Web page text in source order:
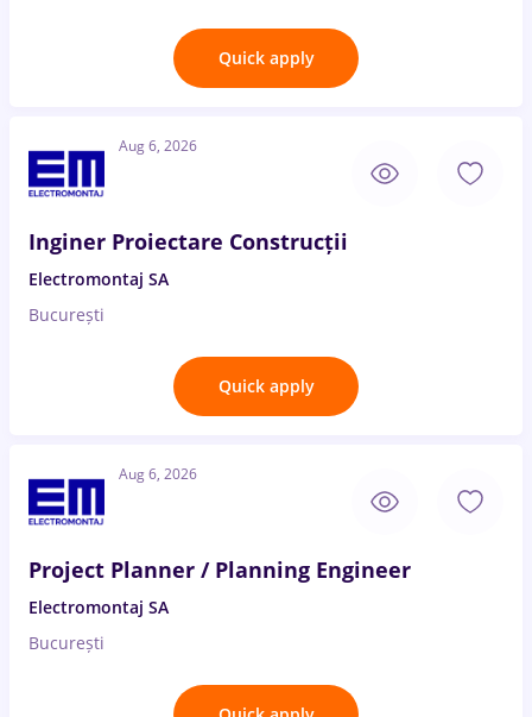
Quick apply
Aug 6, 2026
Inginer Proiectare Construcții
Electromontaj SA
București
Quick apply
Aug 6, 2026
Project Planner / Planning Engineer
Electromontaj SA
București